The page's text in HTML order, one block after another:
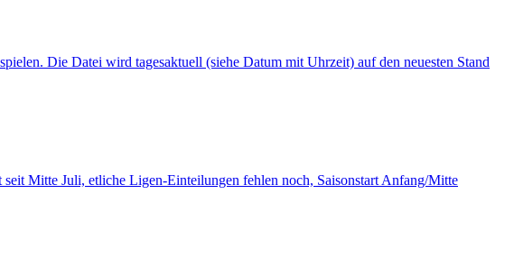
Die Datei wird tagesaktuell (siehe Datum mit Uhrzeit) auf den neuesten Stand
Mitte Juli, etliche Ligen-Einteilungen fehlen noch, Saisonstart Anfang/Mitte